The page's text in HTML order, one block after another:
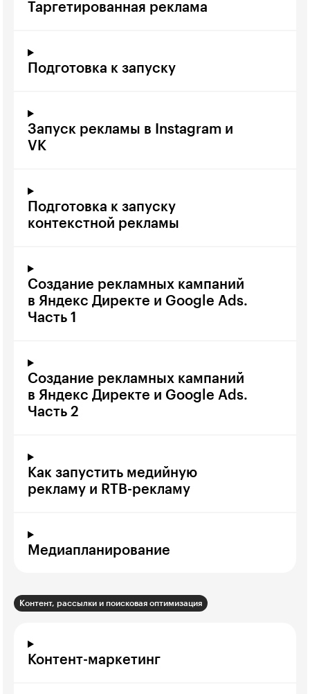
Таргетированная реклама
Подготовка к запуску
Запуск рекламы в Instagram и
VK
Подготовка к запуску
контекстной рекламы
Создание рекламных кампаний
в Яндекс Директе и Google Ads.
Часть 1
Создание рекламных кампаний
в Яндекс Директе и Google Ads.
Часть 2
Как запустить медийную
рекламу и RTB-рекламу
Медиапланирование
Контент, рассылки и поисковая оптимизация
Контент-маркетинг